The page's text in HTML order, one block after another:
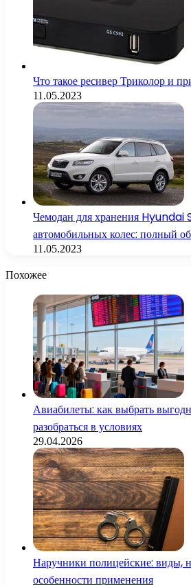
Что такое ресивер Триколор и
11.05.2023
Чемодан для хранения
автомобильных колес: полный
11.05.2023
Похожее
Авиабилеты: как выбрать
разобраться в условиях
29.04.2026
Наручники полицейские: виды,
особенности применения